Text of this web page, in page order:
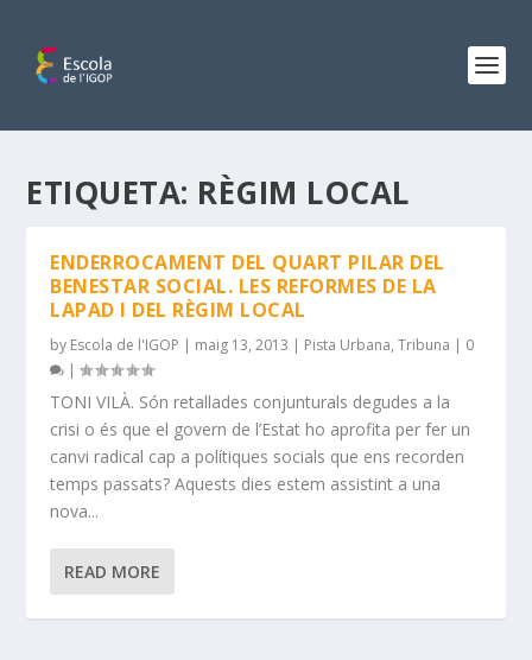
ETIQUETA: RÈGIM LOCAL
ENDERROCAMENT DEL QUART PILAR DEL
BENESTAR SOCIAL. LES REFORMES DE LA
LAPAD I DEL RÈGIM LOCAL
by Escola de l'IGOP | maig 13, 2013 | Pista Urbana,Tribuna | 0
|
TONI VILÀ. Són retallades conjunturals degudes a la
crisi o és que el govern de l’Estat ho aprofita per fer un
canvi radical cap a polítiques socials que ens recorden
temps passats? Aquests dies estem assistint a una
nova...
READ MORE